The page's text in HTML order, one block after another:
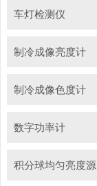
车灯检测仪
制冷成像亮度计
制冷成像色度计
数字功率计
积分球均匀亮度源